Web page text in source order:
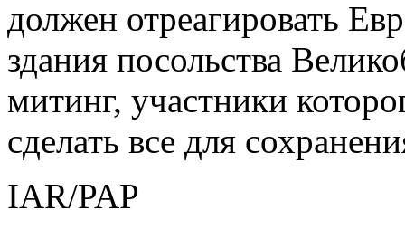
должен отреагировать
здания посольства
митинг, участники
сделать все для
IAR/PAP